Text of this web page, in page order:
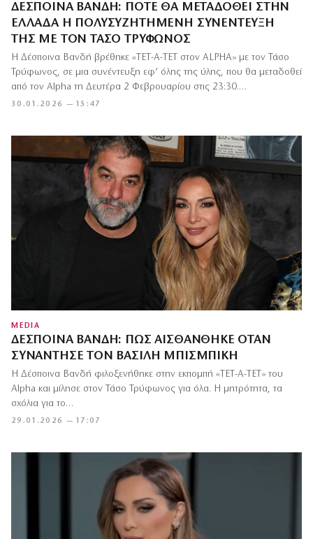
ΔΈΣΠΟΙΝΑ ΒΑΝΔΉ: ΠΌΤΕ ΘΑ ΜΕΤΑΔΟΘΕΊ ΣΤΗΝ
ΕΛΛΆΔΑ Η ΠΟΛΥΣΥΖΗΤΗΜΈΝΗ ΣΥΝΈΝΤΕΥΞΉ
ΤΗΣ ΜΕ ΤΟΝ ΤΆΣΟ ΤΡΎΦΩΝΟΣ
30.01.2026 — 15:47
Η Δέσποινα Βανδή βρέθηκε «ΤΕΤ-Α-ΤΕΤ στον ALPHA» με τον Τάσο
Τρύφωνος, σε μια συνέντευξη εφ’ όλης της ύλης, που θα μεταδοθεί
από τον Alpha τη Δευτέρα 2 Φεβρουαρίου στις 23:30.…
MEDIA
ΔΈΣΠΟΙΝΑ ΒΑΝΔΉ: ΠΏΣ ΑΙΣΘΆΝΘΗΚΕ ΌΤΑΝ
ΣΥΝΆΝΤΗΣΕ ΤΟΝ ΒΑΣΊΛΗ ΜΠΙΣΜΠΊΚΗ
29.01.2026 — 17:07
Η Δέσποινα Βανδή φιλοξενήθηκε στην εκπομπή «ΤΕΤ-Α-ΤΕΤ» του
Alpha και μίλησε στον Τάσο Τρύφωνος για όλα. Η μητρότητα, τα
σχόλια για το…